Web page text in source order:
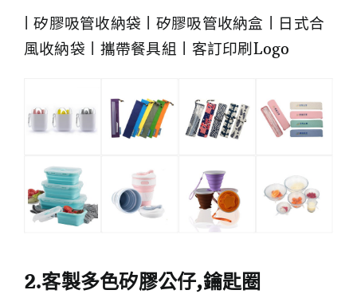
| 矽膠吸管收納袋 | 矽膠吸管收納盒 | 日式合
風收納袋 | 攜帶餐具組 | 客訂印刷Logo
2.客製多色矽膠公仔,鑰匙圈